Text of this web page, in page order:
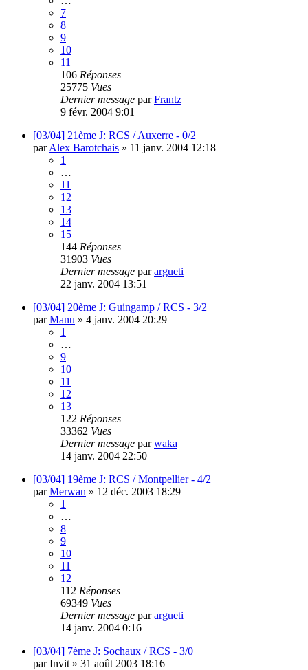
7
8
9
10
11
106 Réponses
25775 Vues
Dernier message parFrantz
9 févr. 2004 9:01
[03/04] 21ème J: RCS / Auxerre - 0/2
parAlex Barotchais » 11 janv. 2004 12:18
1
…
11
12
13
14
15
144 Réponses
31903 Vues
Dernier message parargueti
22 janv. 2004 13:51
[03/04] 20ème J: Guingamp / RCS - 3/2
parManu » 4 janv. 2004 20:29
1
…
9
10
11
12
13
122 Réponses
33362 Vues
Dernier message parwaka
14 janv. 2004 22:50
[03/04] 19ème J: RCS / Montpellier - 4/2
parMerwan » 12 déc. 2003 18:29
1
…
8
9
10
11
12
112 Réponses
69349 Vues
Dernier message parargueti
14 janv. 2004 0:16
[03/04] 7ème J: Sochaux / RCS - 3/0
parInvit » 31 août 2003 18:16